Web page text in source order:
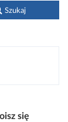
Szukaj
się